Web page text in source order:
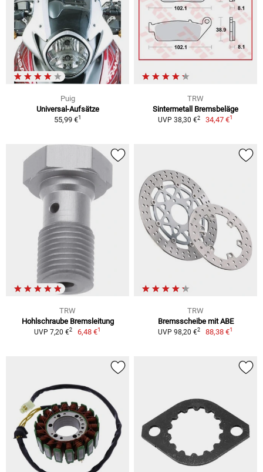
Puig
Universal-Aufsätze
55,99 €1
TRW
Sintermetall Bremsbeläge
UVP 38,30 €2 34,47 €1
TRW
Hohlschraube Bremsleitung
UVP 7,20 €2 6,48 €1
TRW
Bremsscheibe mit ABE
UVP 98,20 €2 88,38 €1